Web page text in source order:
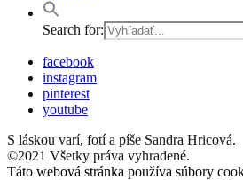
Search for:
facebook
instagram
pinterest
youtube
S láskou varí, fotí a píše Sandra Hricová.
©2021 Všetky práva vyhradené.
Táto webová stránka používa súbory